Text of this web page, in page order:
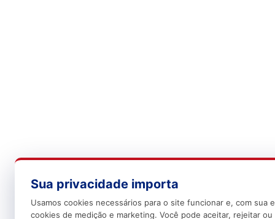
Sua privacidade importa
Usamos cookies necessários para o site funcionar e, com sua
cookies de medição e marketing. Você pode aceitar, rejeitar ou